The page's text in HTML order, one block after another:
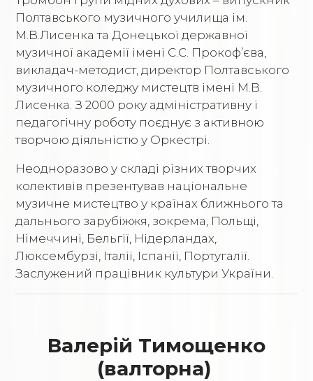
Полтавського музичного училища ім.
М.В.Лисенка та Донецької державної
музичної академії імені С.С. Прокоф’єва,
викладач-методист, директор Полтавського
музичного коледжу мистецтв імені М.В.
Лисенка. З 2000 року адміністративну і
педагогічну роботу поєднує з активною
творчою діяльністю у Оркестрі.
Неодноразово у складі різних творчих
колективів презентував національне
музичне мистецтво у країнах ближнього та
дальнього зарубіжжя, зокрема, Польщі,
Німеччині, Бельгії, Нідерландах,
Люксембурзі, Італії, Іспанії, Португалії.
Заслужений працівник культури України.
Валерій Тимощенко
(валторна)